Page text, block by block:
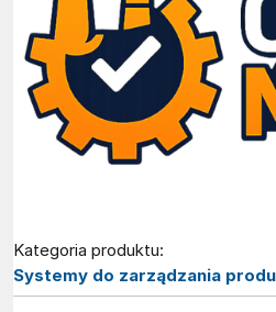
Kategoria produktu:
Systemy do zarządzania